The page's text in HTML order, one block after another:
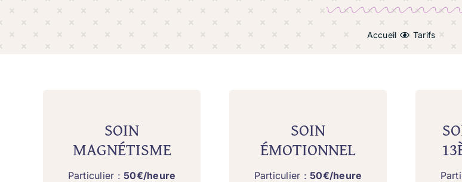
Accueil Tarifs
SOIN
MAGNÉTISME
Particulier :50€/heure
SOIN
ÉMOTIONNEL
Particulier :50€/heure